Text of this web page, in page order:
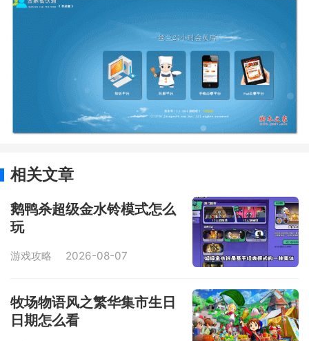
相关文章
鹅鸭杀超级金水铃模式怎么
玩
游戏攻略 2026-08-07
牧场物语风之繁华集市生日
日期怎么看